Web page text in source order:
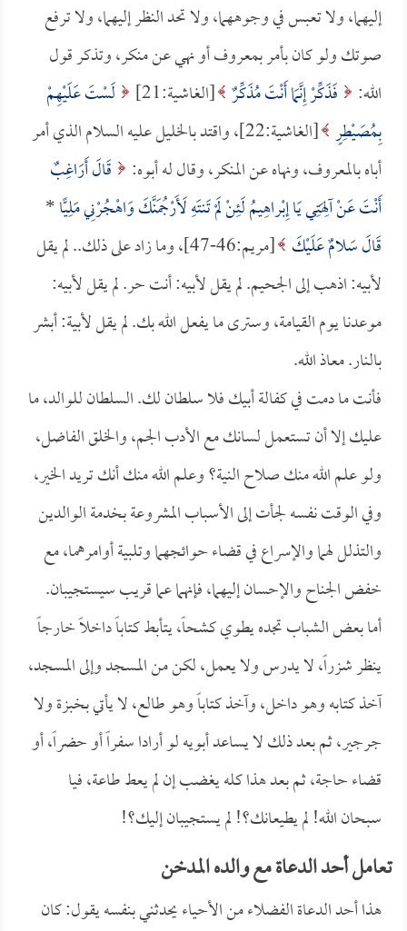
إليهما، ولا تعبس في وجوههما، ولا تحد النظر إليهما، ولا ترفع
صوتك ولو كان بأمر بمعروف أو نهي عن منكر، وتذكر قول
الله:
فَذَكِّرْ إِنَّمَا أَنْتَ مُذَكِّرٌ [الغاشية:21]
لَسْتَ عَلَيْهِمْ
بِمُصَيْطِرٍ
[الغاشية:22]، واقتد بالخليل عليه السلام الذي أمر
أباه بالمعروف، ونهاه عن المنكر، وقال له أبوه:
قَالَ أَرَاغِبٌ
أَنْتَ عَنْ آلِهَتِي يَا إِبْراهِيمُ لَئِنْ لَمْ تَنتَهِ لَأَرْجُمَنَّكَ وَاهْجُرْنِي مَلِيًّا*
قَالَ سَلامٌ عَلَيْكَ
[مريم:46-47]، وما زاد على ذلك.. لم يقل
لأبيه: اذهب إلى الجحيم. لم يقل لأبيه: أنت حر. لم يقل لأبيه:
موعدنا يوم القيامة، وسترى ما يفعل الله بك. لم يقل لأبية: أبشر
بالنار. معاذ الله.
فأنت ما دمت في كفالة أبيك فلا سلطان لك. السلطان للوالد، ما
عليك إلا أن تستعمل لسانك مع الأدب الجم، والخلق الفاضل،
ولو علم الله منك صلاح النية؟ وعلم الله منك أنك تريد الخير،
وفي الوقت نفسه لجأت إلى الأسباب المشروعة بخدمة الوالدين
والتذلل لهما والإسراع في قضاء حوائجهما وتلبية أوامرهما، مع
خفض الجناح والإحسان إليهما، فإنهما عما قريب سيستجيبان.
أما بعض الشباب تجده يطوي كشحاً، يتأبط كتاباً داخلاً خارجاً
ينظر شزراً، لا يدرس ولا يعمل، لكن من المسجد وإلى المسجد،
آخذ كتابه وهو داخل، وآخذ كتاباً وهو طالع، لا يأتي بخبزة ولا
جرجير، ثم بعد ذلك لا يساعد أبويه لو أرادا سفراً أو حضراً، أو
قضاء حاجة، ثم بعد هذا كله يغضب إن لم يعط طاعة، فيا
سبحان الله! لم يطيعانك؟! لم يستجيبان إليك؟!
تعامل أحد الدعاة مع والده المدخن
هذا أحد الدعاة الفضلاء من الأحياء يحدثني بنفسه يقول: كان